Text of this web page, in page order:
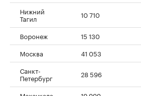
Нижний
Тагил 10 710
Воронеж 15 130
Москва
41 053
Санкт-
Петербург 28 596